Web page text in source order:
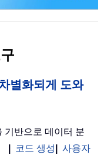
별화되게 도와
기반으로 데이터 분
코드 생성
사용자